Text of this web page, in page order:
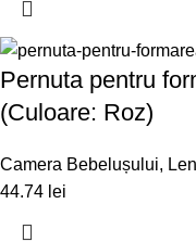
Pernuta pentru
(Culoare: Roz)
Camera Bebelușului,
44.74 lei